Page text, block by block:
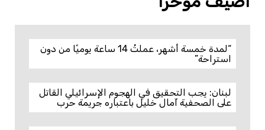
“لمدة خمسة أشهر، عملتُ 14 ساعة يوميًا من دون
استراحة”
لبنان: يجب التحقيق في الهجوم الإسرائيلي القاتل
على الصحفية آمال خليل باعتباره جريمة حرب